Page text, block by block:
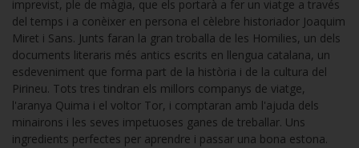
imprevist, ple de màgia, que els portarà a fer un viatge a través
del temps i a conèixer en persona el cèlebre historiador Joaquim
Miret i Sans. Junts faran la gran troballa de les Homilies, un dels
documents literaris més antics escrits en llengua catalana, un
esdeveniment que forma part de la història i de la cultura del
Pirineu. Tots tres tindran els millors companys de viatge,
l'aranya Quima i el voltor Tor, i comptaran amb l'ajuda dels
minairons i les seves impetuoses ganes de treballar. Uns
ingredients perfectes per aprendre i passar una bona estona.